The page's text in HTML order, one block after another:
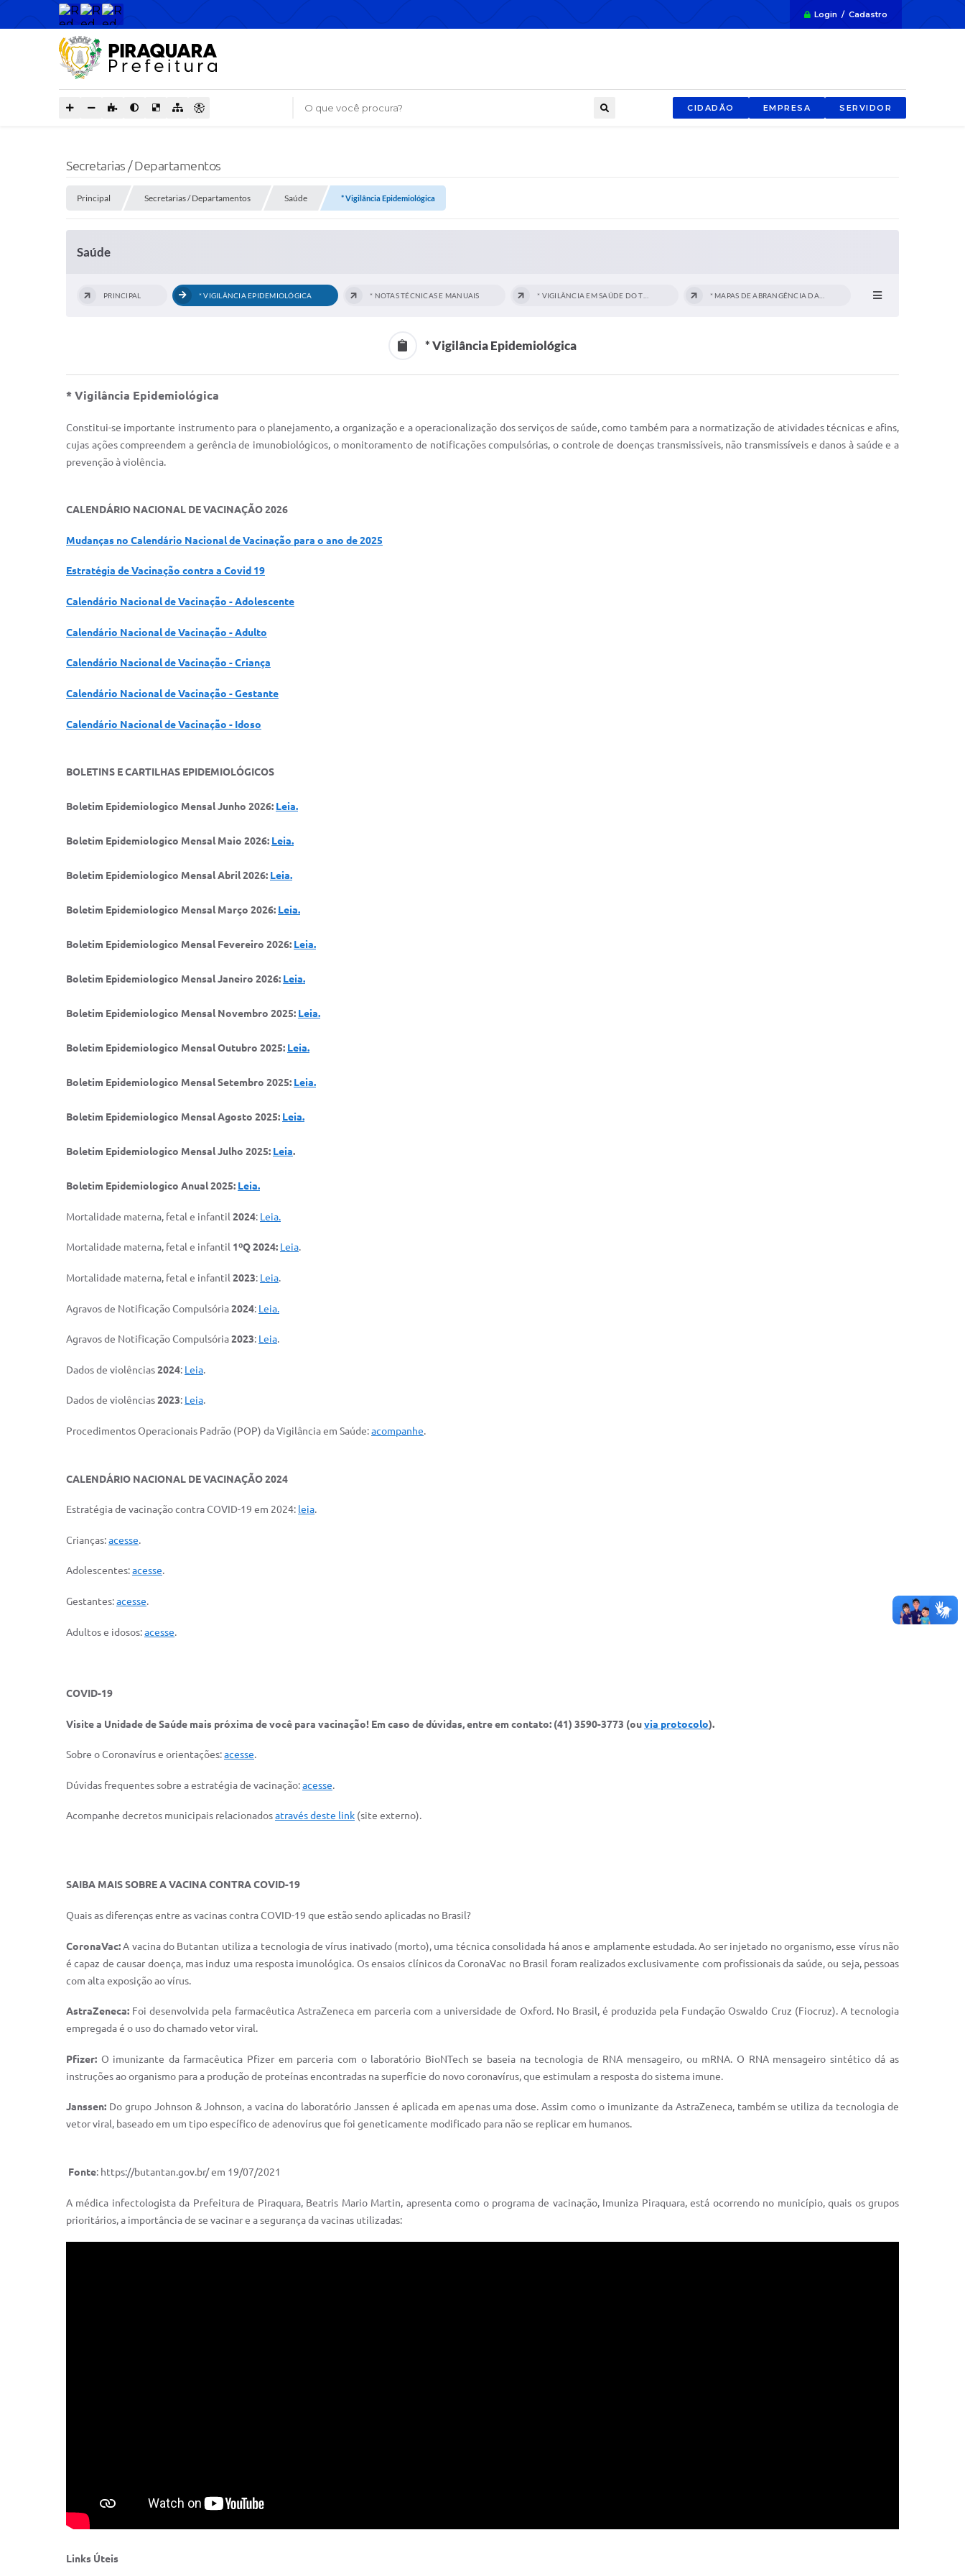
Login / Cadastro
O que você procura? CIDADÃO EMPRESA SERVIDOR
Secretarias / Departamentos
Principal Secretarias / Departamentos Saúde * Vigilância Epidemiológica
Saúde
PRINCIPAL * VIGILÂNCIA EPIDEMIOLÓGICA * NOTAS TÉCNICAS E MANUAIS
* Vigilância Epidemiológica
* Vigilância Epidemiológica
Constitui-se importante instrumento para o planejamento, a organização e a operacionalização dos serviços de saúde, como também para a normatização de atividades técnicas e afins,
cujas ações compreendem a gerência de imunobiológicos, o monitoramento de notificações compulsórias, o controle de doenças transmissíveis, não transmissíveis e danos à saúde e a
prevenção à violência.
CALENDÁRIO NACIONAL DE VACINAÇÃO 2026
Mudanças no Calendário Nacional de Vacinação para o ano de 2025
Estratégia de Vacinação contra a Covid 19
Calendário Nacional de Vacinação - Adolescente
Calendário Nacional de Vacinação - Adulto
Calendário Nacional de Vacinação - Criança
Calendário Nacional de Vacinação - Gestante
Calendário Nacional de Vacinação - Idoso
BOLETINS E CARTILHAS EPIDEMIOLÓGICOS
Boletim Epidemiologico Mensal Junho 2026: Leia.
Boletim Epidemiologico Mensal Maio 2026: Leia.
Boletim Epidemiologico Mensal Abril 2026: Leia.
Boletim Epidemiologico Mensal Março 2026: Leia.
Boletim Epidemiologico Mensal Fevereiro 2026: Leia.
Boletim Epidemiologico Mensal Janeiro 2026: Leia.
Boletim Epidemiologico Mensal Novembro 2025: Leia.
Boletim Epidemiologico Mensal Outubro 2025: Leia.
Boletim Epidemiologico Mensal Setembro 2025: Leia.
Boletim Epidemiologico Mensal Agosto 2025: Leia.
Boletim Epidemiologico Mensal Julho 2025: Leia.
Boletim Epidemiologico Anual 2025: Leia.
Mortalidade materna, fetal e infantil 2024: Leia.
Mortalidade materna, fetal e infantil 1ºQ 2024: Leia.
Mortalidade materna, fetal e infantil 2023: Leia.
Agravos de Notificação Compulsória2024: Leia.
Agravos de Notificação Compulsória2023: Leia.
Dados de violências2024: Leia.
Dados de violências2023: Leia.
Procedimentos Operacionais Padrão (POP) da Vigilância em Saúde:acompanhe.
CALENDÁRIO NACIONAL DE VACINAÇÃO 2024
Estratégia de vacinação contra COVID-19 em 2024: leia.
Crianças:acesse.
Adolescentes:acesse.
Gestantes:acesse.
Adultos e idosos:acesse.
COVID-19
Visite a Unidade de Saúde mais próxima de você para vacinação! Em caso de dúvidas, entre em contato: (41) 3590-3773 (ouvia protocolo).
Sobre o Coronavírus e orientações:acesse.
Dúvidas frequentes sobre a estratégia de vacinação:acesse.
Acompanhe decretos municipais relacionadosatravés deste link (site externo).
SAIBA MAIS SOBRE A VACINA CONTRA COVID-19
Quais as diferenças entre as vacinas contra COVID-19 que estão sendo aplicadas no Brasil?
CoronaVac:A vacina do Butantan utiliza a tecnologia de vírus inativado (morto), uma técnica consolidada há anos e amplamente estudada. Ao ser injetado no organismo, esse vírus não
é capaz de causar doença, mas induz uma resposta imunológica. Os ensaios clínicos da CoronaVac no Brasil foram realizados exclusivamente com profissionais da saúde, ou seja, pessoas
com alta exposição ao vírus.
AstraZeneca: Foi desenvolvida pela farmacêutica AstraZeneca em parceria com a universidade de Oxford. No Brasil, é produzida pela Fundação Oswaldo Cruz (Fiocruz). A tecnologia
empregada é o uso do chamado vetor viral.
Pfizer: O imunizante da farmacêutica Pfizer em parceria com o laboratório BioNTech se baseia na tecnologia de RNA mensageiro, ou mRNA. O RNA mensageiro sintético dá as
instruções ao organismo para a produção de proteínas encontradas na superfície do novo coronavírus, que estimulam a resposta do sistema imune.
Janssen: Do grupo Johnson & Johnson, a vacina do laboratório Janssen é aplicada em apenas uma dose. Assim como o imunizante da AstraZeneca, também se utiliza da tecnologia de
vetor viral, baseado em um tipo específico de adenovírus que foi geneticamente modificado para não se replicar em humanos.
Fonte: https://butantan.gov.br/ em 19/07/2021
A médica infectologista da Prefeitura de Piraquara, Beatris Mario Martin, apresenta como o programa de vacinação, Imuniza Piraquara, está ocorrendo no município, quais os grupos
prioritários, a importância de se vacinar e a segurança da vacinas utilizadas:
Links Úteis